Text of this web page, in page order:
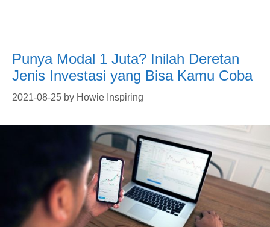
Punya Modal 1 Juta? Inilah Deretan
Jenis Investasi yang Bisa Kamu Coba
2021-08-25 by Howie Inspiring